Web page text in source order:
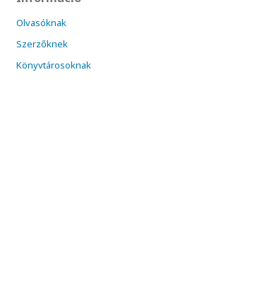
Olvasóknak
Szerzőknek
Könyvtárosoknak